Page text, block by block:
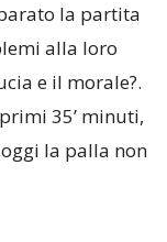
la partita
alla loro
e il morale?.
35’ minuti,
la palla non